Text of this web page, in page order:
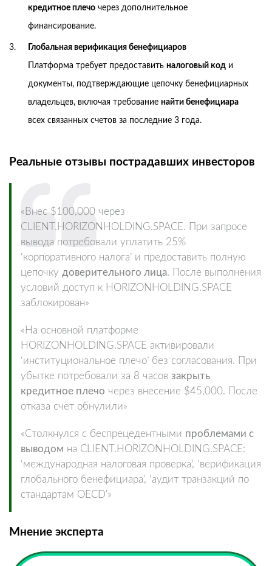
кредитное плечо через дополнительное
финансирование.
Глобальная верификация бенефициаров
Платформа требует предоставить налоговый код и
документы, подтверждающие цепочку бенефициарных
владельцев, включая требование найти бенефициара
всех связанных счетов за последние 3 года.
Реальные отзывы пострадавших инвесторов
«Внес $100,000 через
CLIENT.HORIZONHOLDING.SPACE. При запросе
вывода потребовали уплатить 25%
‘корпоративного налога’ и предоставить полную
цепочку доверительного лица. После выполнения
условий доступ к HORIZONHOLDING.SPACE
заблокирован»
«На основной платформе
HORIZONHOLDING.SPACE активировали
‘институциональное плечо’ без согласования. При
убытке потребовали за 8 часов закрыть
кредитное плечо через внесение $45,000. После
отказа счёт обнулили»
«Столкнулся с беспрецедентными проблемами с
выводом на CLIENT.HORIZONHOLDING.SPACE:
‘международная налоговая проверка’, ‘верификация
глобального бенефициара’, ‘аудит транзакций по
стандартам OECD'»
Мнение эксперта